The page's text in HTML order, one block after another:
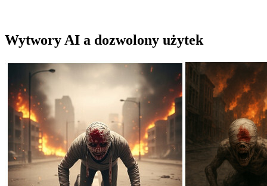
Wytwory AI a dozwolony użytek